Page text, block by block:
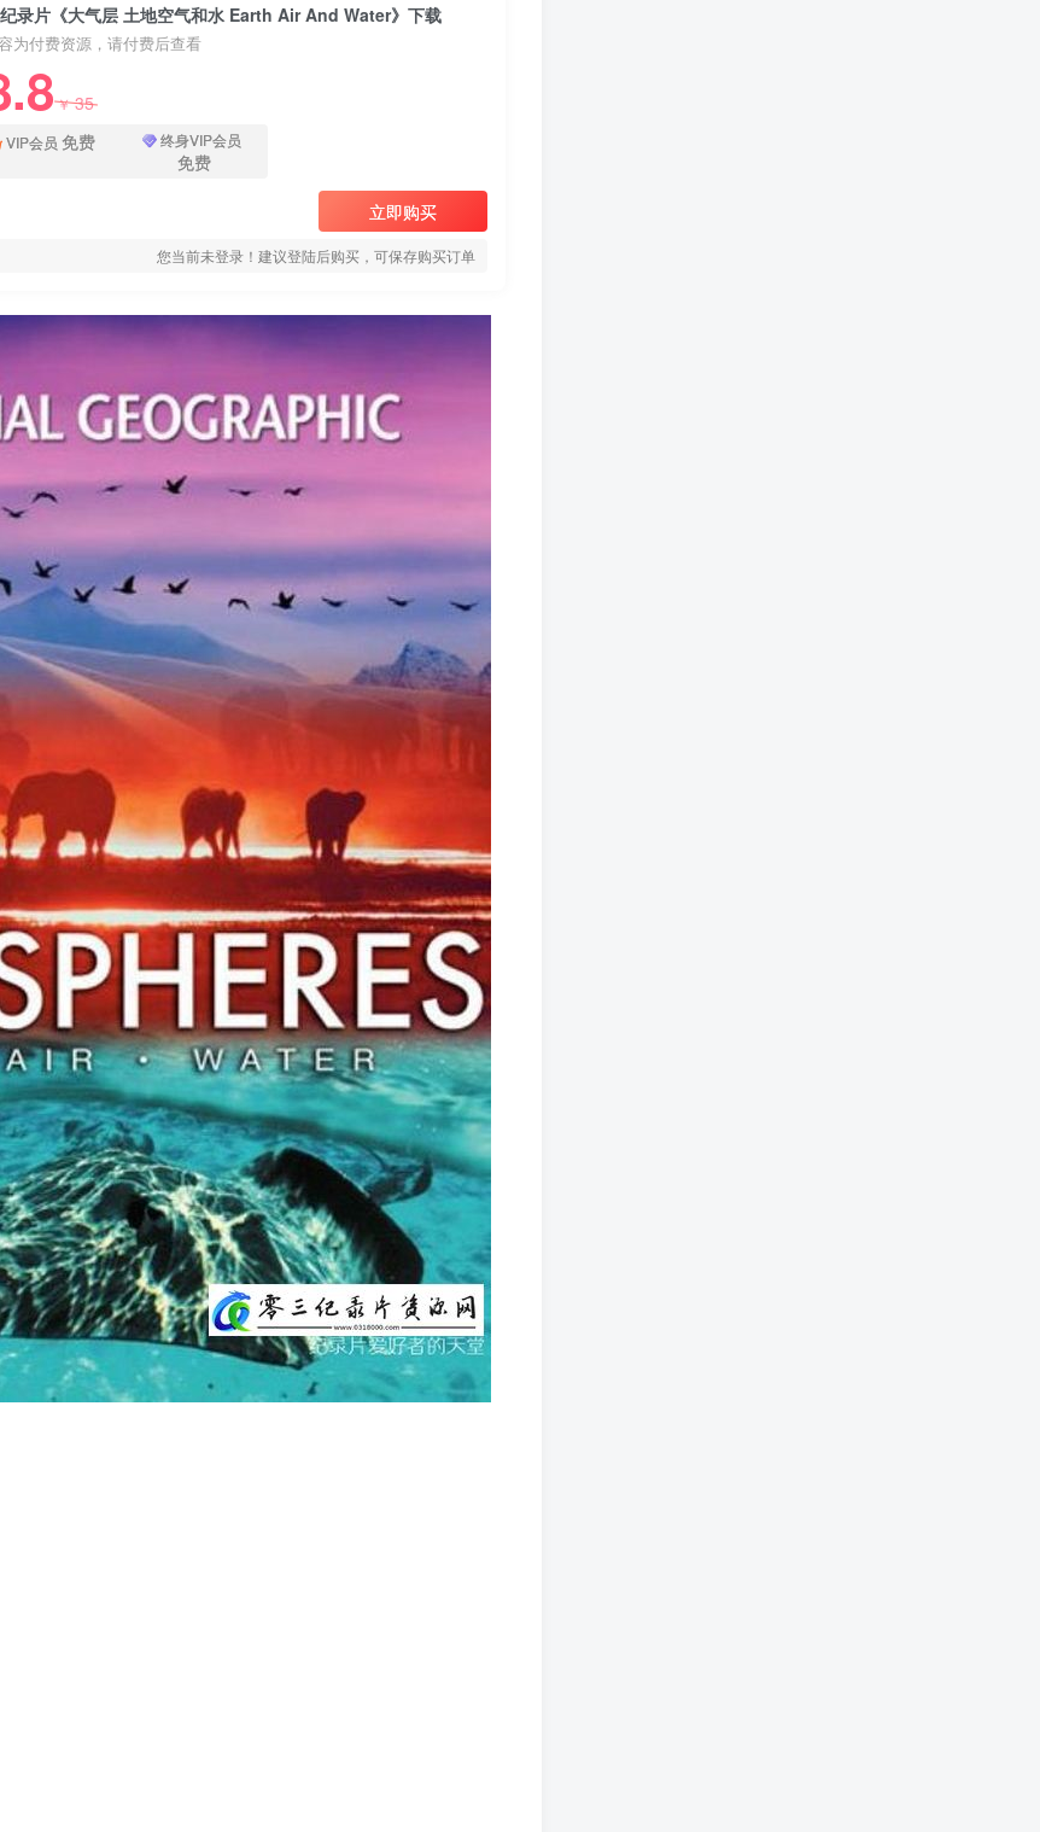
录片《大气层 土地空气和水 Earth Air And Water》下载
为付费资源，请付费后查看
￥35
VIP会员 免费 终身VIP会员
免费
立即购买
您当前未登录！建议登陆后购买，可保存购买订单